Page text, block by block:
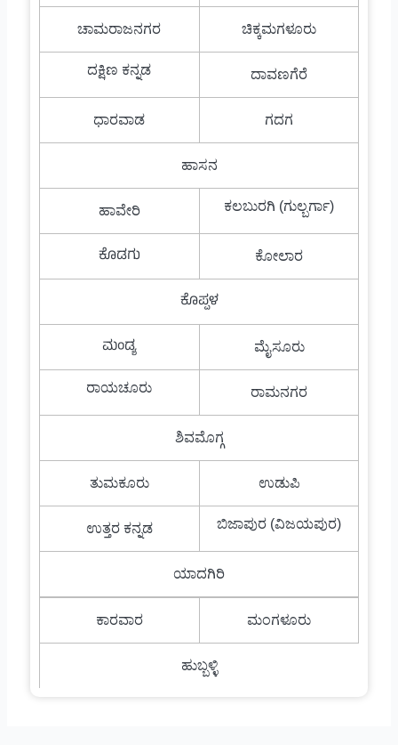
ಚಾಮರಾಜನಗರ ಚಿಕ್ಕಮಗಳೂರು
ದಕ್ಷಿಣ ಕನ್ನಡ ದಾವಣಗೆರೆ
ಧಾರವಾಡ ಗದಗ
ಹಾಸನ
ಹಾವೇರಿ ಕಲಬುರಗಿ (ಗುಲ್ಬರ್ಗಾ)
ಕೊಡಗು ಕೋಲಾರ
ಕೊಪ್ಪಳ
ಮಂಡ್ಯ
ಮೈಸೂರು
ರಾಯಚೂರು ರಾಮನಗರ
ಶಿವಮೊಗ್ಗ
ತುಮಕೂರು ಉಡುಪಿ
ಉತ್ತರ ಕನ್ನಡ ಬಿಜಾಪುರ (ವಿಜಯಪುರ)
ಯಾದಗಿರಿ
ಕಾರವಾರ ಮಂಗಳೂರು
ಹುಬ್ಬಳ್ಳಿ